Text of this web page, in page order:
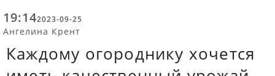
19:142023-09-25
Ангелина Крент
Каждому огороднику хочется